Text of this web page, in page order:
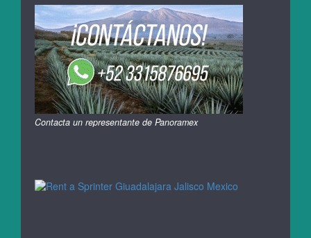
Contacta un representante de Panoramex